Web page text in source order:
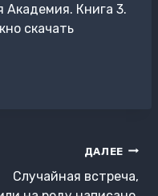
Академия. Книга 3.
скачать
ДАЛЕЕ
Случайная встреча,